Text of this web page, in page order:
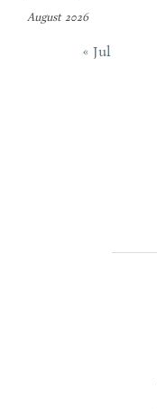
August 2026
« Jul